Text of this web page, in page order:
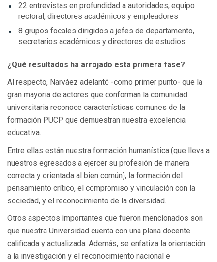
22 entrevistas en profundidad a autoridades, equipo
rectoral, directores académicos y empleadores
8 grupos focales dirigidos a jefes de departamento,
secretarios académicos y directores de estudios
¿Qué resultados ha arrojado esta primera fase?
Al respecto, Narváez adelantó -como primer punto- que la
gran mayoría de actores que conforman la comunidad
universitaria reconoce características comunes de la
formación PUCP que demuestran nuestra excelencia
educativa.
Entre ellas están nuestra formación humanística (que lleva a
nuestros egresados a ejercer su profesión de manera
correcta y orientada al bien común), la formación del
pensamiento crítico, el compromiso y vinculación con la
sociedad, y el reconocimiento de la diversidad.
Otros aspectos importantes que fueron mencionados son
que nuestra Universidad cuenta con una plana docente
calificada y actualizada. Además, se enfatiza la orientación
a la investigación y el reconocimiento nacional e